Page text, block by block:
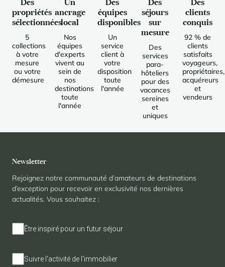
Des
propriétés
sélectionnées
5
collections
à votre
mesure
ou votre
démesure
Un
ancrage
local
Nos
équipes
d'experts
vivent au
sein de
nos
destinations
toute
l'année
Des
équipes
disponibles
Un
service
client à
votre
disposition
toute
l'année
Des
séjours
sur
mesure
Des
services
para-
hôteliers
pour des
vacances
sereines
et
uniques
Des
clients
conquis
92 % de
clients
satisfaits
voyageurs,
propriétaires,
acquéreurs
et
vendeurs
Newsletter
Rejoignez notre communauté d’amateurs de destinations
d’exception pour recevoir en exclusivité nos dernières
actualités. Vous souhaitez :
Être inspiré pour un futur séjour
Suivre l'activité de l'immobilier